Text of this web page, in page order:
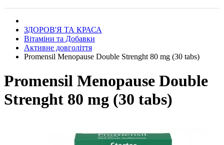
ЗДОРОВ'Я ТА КРАСА
Вітаміни та Добавки
Активне довголіття
Promensil Menopause Double Strenght 80 mg (30 tabs)
Promensil Menopause Double
Strenght 80 mg (30 tabs)